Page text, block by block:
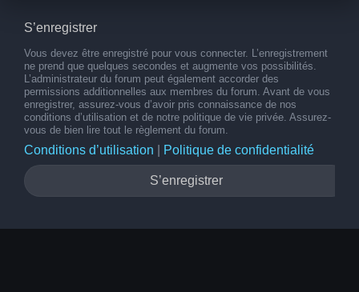
S’enregistrer
Vous devez être enregistré pour vous connecter. L’enregistrement
ne prend que quelques secondes et augmente vos possibilités.
L’administrateur du forum peut également accorder des
permissions additionnelles aux membres du forum. Avant de vous
enregistrer, assurez-vous d’avoir pris connaissance de nos
conditions d’utilisation et de notre politique de vie privée. Assurez-
vous de bien lire tout le règlement du forum.
Conditions d’utilisation Politique de confidentialité
S’enregistrer